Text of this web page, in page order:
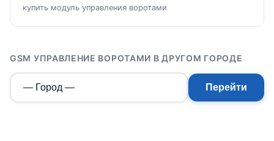
купить модуль управления воротами
GSM УПРАВЛЕНИЕ ВОРОТАМИ В ДРУГОМ ГОРОДЕ
Перейти